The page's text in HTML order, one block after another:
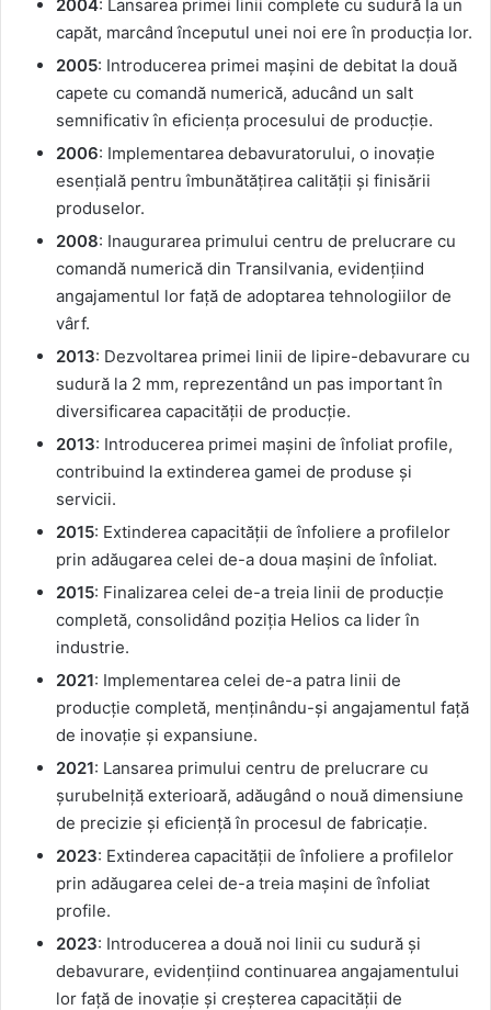
2004: Lansarea primei linii complete cu sudură la un
capăt, marcând începutul unei noi ere în producția lor.
2005: Introducerea primei mașini de debitat la două
capete cu comandă numerică, aducând un salt
semnificativ în eficiența procesului de producție.
2006: Implementarea debavuratorului, o inovație
esențială pentru îmbunătățirea calității și finisării
produselor.
2008: Inaugurarea primului centru de prelucrare cu
comandă numerică din Transilvania, evidențiind
angajamentul lor față de adoptarea tehnologiilor de
vârf.
2013: Dezvoltarea primei linii de lipire-debavurare cu
sudură la 2 mm, reprezentând un pas important în
diversificarea capacității de producție.
2013: Introducerea primei mașini de înfoliat profile,
contribuind la extinderea gamei de produse și
servicii.
2015: Extinderea capacității de înfoliere a profilelor
prin adăugarea celei de-a doua mașini de înfoliat.
2015: Finalizarea celei de-a treia linii de producție
completă, consolidând poziția Helios ca lider în
industrie.
2021: Implementarea celei de-a patra linii de
producție completă, menținându-și angajamentul față
de inovație și expansiune.
2021: Lansarea primului centru de prelucrare cu
șurubelniță exterioară, adăugând o nouă dimensiune
de precizie și eficiență în procesul de fabricație.
2023: Extinderea capacității de înfoliere a profilelor
prin adăugarea celei de-a treia mașini de înfoliat
profile.
2023: Introducerea a două noi linii cu sudură și
debavurare, evidențiind continuarea angajamentului
lor față de inovație și creșterea capacității de